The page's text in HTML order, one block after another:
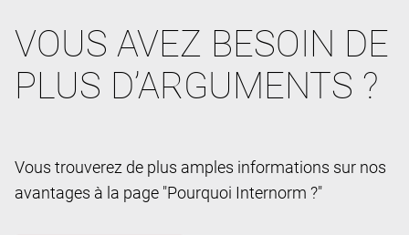
VOUS AVEZ BESOIN DE
PLUS D’ARGUMENTS ?
Vous trouverez de plus amples informations sur nos
avantages à la page "Pourquoi Internorm ?"